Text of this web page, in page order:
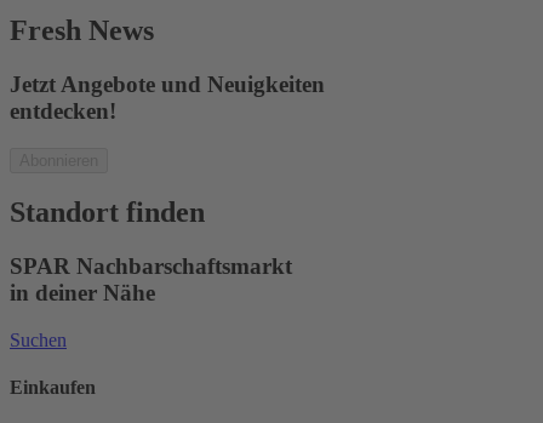
Fresh News
Jetzt Angebote und Neuigkeiten
entdecken!
Standort finden
SPAR Nachbarschaftsmarkt
in deiner Nähe
Suchen
Einkaufen